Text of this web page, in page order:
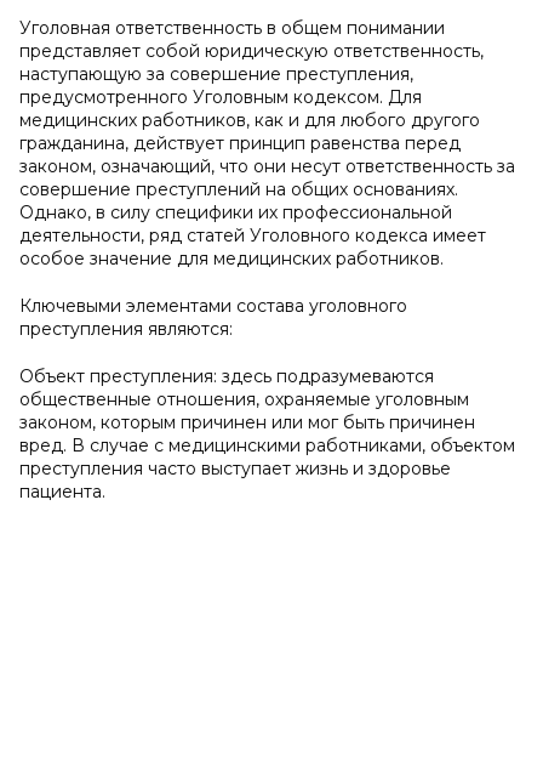
Уголовная ответственность в общем понимании
представляет собой юридическую ответственность,
наступающую за совершение преступления,
предусмотренного Уголовным кодексом. Для
медицинских работников, как и для любого другого
гражданина, действует принцип равенства перед
законом, означающий, что они несут ответственность за
совершение преступлений на общих основаниях.
Однако, в силу специфики их профессиональной
деятельности, ряд статей Уголовного кодекса имеет
особое значение для медицинских работников.
Ключевыми элементами состава уголовного
преступления являются:
Объект преступления: здесь подразумеваются
общественные отношения, охраняемые уголовным
законом, которым причинен или мог быть причинен
вред. В случае с медицинскими работниками, объектом
преступления часто выступает жизнь и здоровье
пациента.